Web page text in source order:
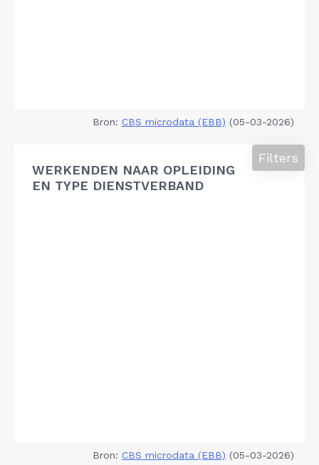
Bron: CBS microdata (EBB) (05-03-2026)
WERKENDEN NAAR OPLEIDING
EN TYPE DIENSTVERBAND
Filters
Bron: CBS microdata (EBB) (05-03-2026)